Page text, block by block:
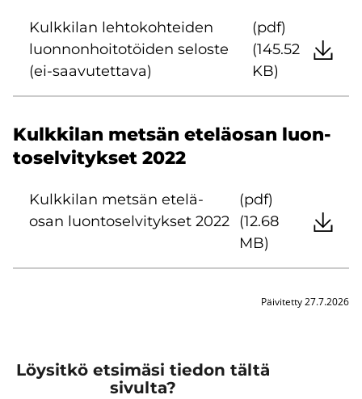
Kulk­ki­lan leh­to­koh­tei­den
luon­non­hoi­to­töi­den se­los­te
(ei-​saavutettava)
(pdf)
(145.52
KB)
Kulk­ki­lan met­sän ete­lä­osan luon­
to­sel­vi­tyk­set 2022
Kulk­ki­lan met­sän ete­lä­
osan luon­to­sel­vi­tyk­set 2022
(pdf)
(12.68
MB)
Päivitetty 27.7.2026
Löysitkö etsimäsi tiedon tältä
sivulta?